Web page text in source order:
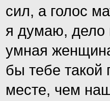
сил, а голос
я думаю, дело
умная
бы тебе такой
месте, чем